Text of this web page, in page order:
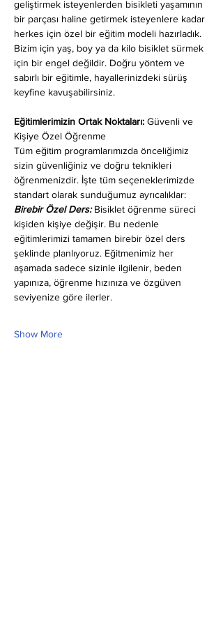
geliştirmek isteyenlerden bisikleti yaşamının
bir parçası haline getirmek isteyenlere kadar
herkes için özel bir eğitim modeli hazırladık.
Bizim için yaş, boy ya da kilo bisiklet sürmek
için bir engel değildir. Doğru yöntem ve
sabırlı bir eğitimle, hayallerinizdeki sürüş
keyfine kavuşabilirsiniz.
Eğitimlerimizin Ortak Noktaları: Güvenli ve
Kişiye Özel Öğrenme
Tüm eğitim programlarımızda önceliğimiz
sizin güvenliğiniz ve doğru teknikleri
öğrenmenizdir. İşte tüm seçeneklerimizde
standart olarak sunduğumuz ayrıcalıklar:
Birebir Özel Ders: Bisiklet öğrenme süreci
kişiden kişiye değişir. Bu nedenle
eğitimlerimizi tamamen birebir özel ders
şeklinde planlıyoruz. Eğitmenimiz her
aşamada sadece sizinle ilgilenir, beden
yapınıza, öğrenme hızınıza ve özgüven
seviyenize göre ilerler.
Show More